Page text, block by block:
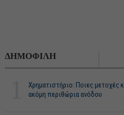
ΔΗΜΟΦΙΛΗ
Χρηματιστήριο: Ποιες μετοχές
ακόμη περιθώρια ανόδου